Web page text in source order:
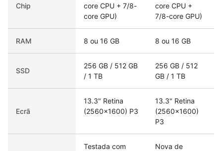
Chip
core CPU + 7/8-
core GPU)
core CPU +
7/8-core GPU)
RAM 8 ou 16 GB 8 ou 16 GB
SSD
256 GB / 512 GB
/ 1 TB
256 GB / 512
GB / 1 TB
Ecrã
13.3" Retina
(2560×1600) P3
13.3" Retina
(2560×1600)
P3
Testada com
Nova de